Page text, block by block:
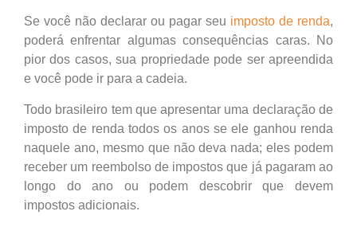
Se você não declarar ou pagar seu imposto de renda,
poderá enfrentar algumas consequências caras. No
pior dos casos, sua propriedade pode ser apreendida
e você pode ir para a cadeia.
Todo brasileiro tem que apresentar uma declaração de
imposto de renda todos os anos se ele ganhou renda
naquele ano, mesmo que não deva nada; eles podem
receber um reembolso de impostos que já pagaram ao
longo do ano ou podem descobrir que devem
impostos adicionais.